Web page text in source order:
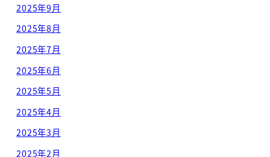
2025年9月
2025年8月
2025年7月
2025年6月
2025年5月
2025年4月
2025年3月
2025年2月